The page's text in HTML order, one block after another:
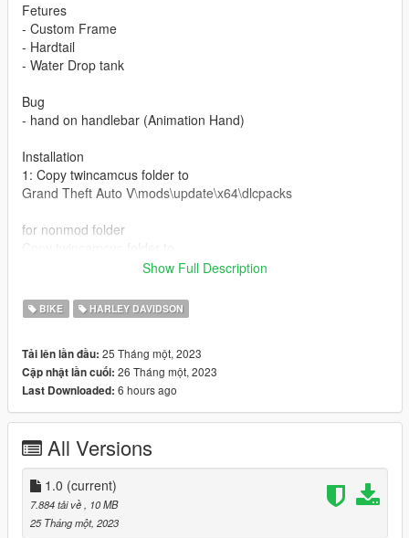
Fetures
- Custom Frame
- Hardtail
- Water Drop tank
Bug
- hand on handlebar (Animation Hand)
Installation
1: Copy twincamcus folder to
Grand Theft Auto V\mods\update\x64\dlcpacks
for nonmod folder
Grand Theft Auto V\update\x64\dlcpacks
dlcpacks:\twincamcus\
Credits:
Model: Shabu399 ( 3D Modeling )
Show Full Description
BIKE HARLEY DAVIDSON
Tải lên lần đầu: 25 Tháng một, 2023
Cập nhật lần cuối: 26 Tháng một, 2023
Last Downloaded: 6 hours ago
All Versions
1.0 (current)
7.884 tải về
, 10 MB
25 Tháng một, 2023